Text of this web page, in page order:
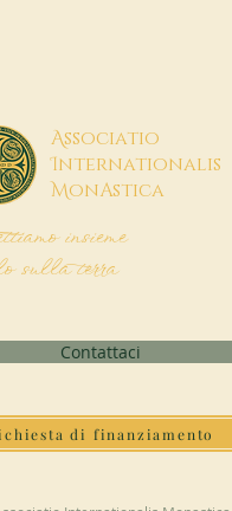
Associatio
Internationalis
MonAstica
insieme
sulla terra
Contattaci
di finanziamento